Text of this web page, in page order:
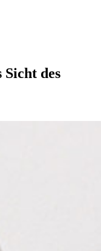
des